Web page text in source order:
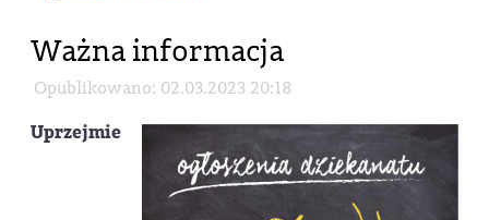
Ważna informacja
Opublikowano: 02.03.2023 20:18
Uprzejmie